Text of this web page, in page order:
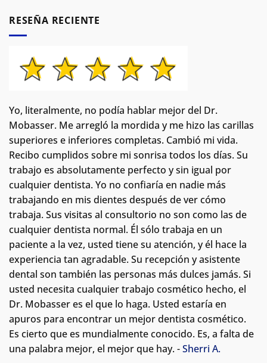
RESEÑA RECIENTE
Yo, literalmente, no podía hablar mejor del Dr.
Mobasser. Me arregló la mordida y me hizo las carillas
superiores e inferiores completas. Cambió mi vida.
Recibo cumplidos sobre mi sonrisa todos los días. Su
trabajo es absolutamente perfecto y sin igual por
cualquier dentista. Yo no confiaría en nadie más
trabajando en mis dientes después de ver cómo
trabaja. Sus visitas al consultorio no son como las de
cualquier dentista normal. Él sólo trabaja en un
paciente a la vez, usted tiene su atención, y él hace la
experiencia tan agradable. Su recepción y asistente
dental son también las personas más dulces jamás. Si
usted necesita cualquier trabajo cosmético hecho, el
Dr. Mobasser es el que lo haga. Usted estaría en
apuros para encontrar un mejor dentista cosmético.
Es cierto que es mundialmente conocido. Es, a falta de
una palabra mejor, el mejor que hay. -Sherri A.